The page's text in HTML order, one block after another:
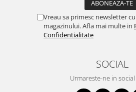
Retelistica & Supraveghere
Servere, Componente & UPS
Vreau sa primesc newsletter
magazinului. Afla mai multe in
Confidentialitate
SOCIAL
Urmareste-ne in